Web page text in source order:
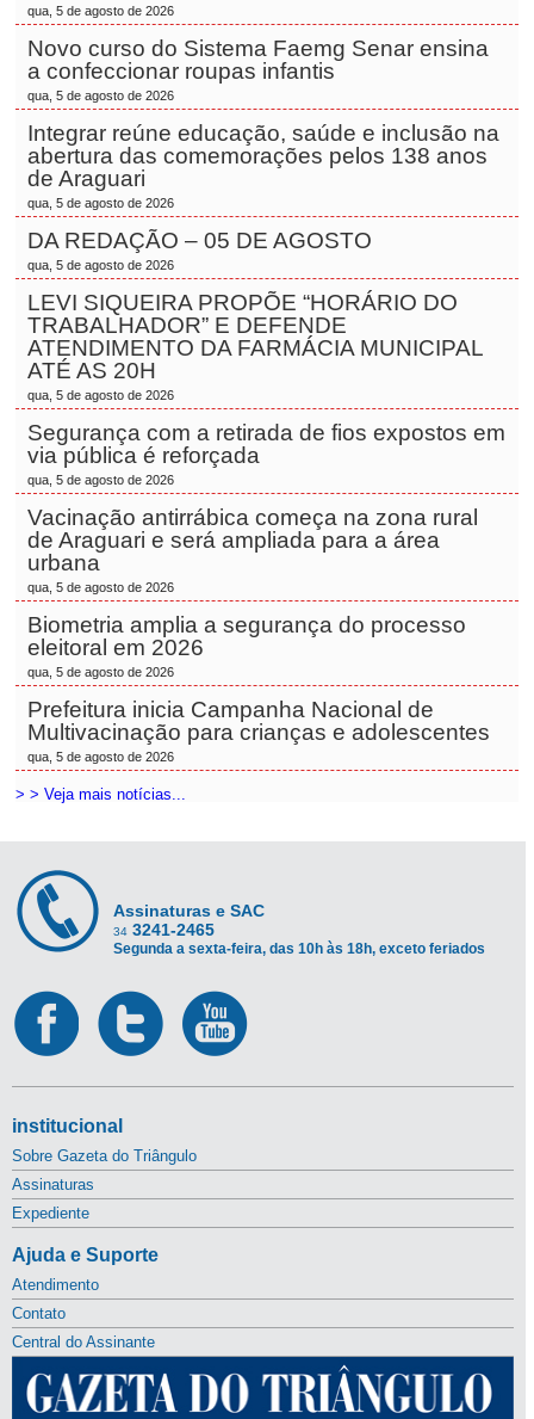
qua, 5 de agosto de 2026
Novo curso do Sistema Faemg Senar ensina
a confeccionar roupas infantis
qua, 5 de agosto de 2026
Integrar reúne educação, saúde e inclusão na
abertura das comemorações pelos 138 anos
de Araguari
qua, 5 de agosto de 2026
DA REDAÇÃO – 05 DE AGOSTO
qua, 5 de agosto de 2026
LEVI SIQUEIRA PROPÕE “HORÁRIO DO
TRABALHADOR” E DEFENDE
ATENDIMENTO DA FARMÁCIA MUNICIPAL
ATÉ AS 20H
qua, 5 de agosto de 2026
Segurança com a retirada de fios expostos em
via pública é reforçada
qua, 5 de agosto de 2026
Vacinação antirrábica começa na zona rural
de Araguari e será ampliada para a área
urbana
qua, 5 de agosto de 2026
Biometria amplia a segurança do processo
eleitoral em 2026
qua, 5 de agosto de 2026
Prefeitura inicia Campanha Nacional de
Multivacinação para crianças e adolescentes
qua, 5 de agosto de 2026
> > Veja mais notícias...
Assinaturas e SAC
34 3241-2465
Segunda a sexta-feira, das 10h às 18h, exceto feriados
institucional
Sobre Gazeta do Triângulo
Assinaturas
Expediente
Ajuda e Suporte
Atendimento
Contato
Central do Assinante